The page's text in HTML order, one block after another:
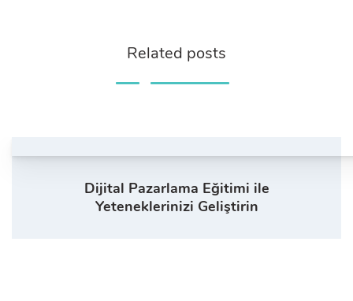
Related posts
Dijital Pazarlama Eğitimi ile
Yeteneklerinizi Geliştirin